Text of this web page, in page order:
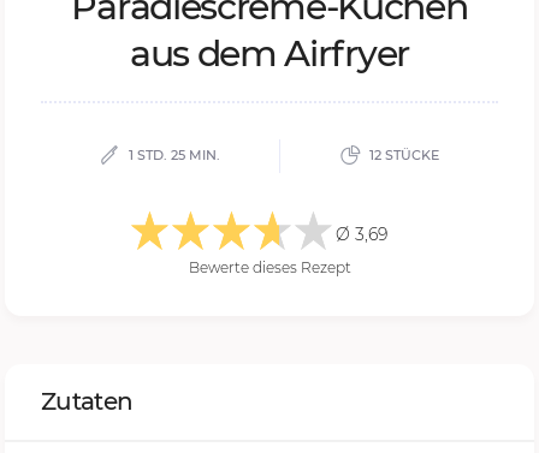
aus dem Air­fryer
1 STD. 25 MIN. 12 STÜCKE
Ø 3,69
Bewerte dieses Rezept
Zutaten